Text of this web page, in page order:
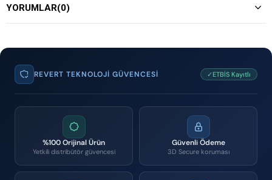
YORUMLAR(0)
REVERT TEKNOLOJI GÜVENCESI ✓ETBİS Kayıtlı
%100 Orijinal Ürün
Yetkili distribütör güvencesi
Güvenli Ödeme
3D Secure koruması